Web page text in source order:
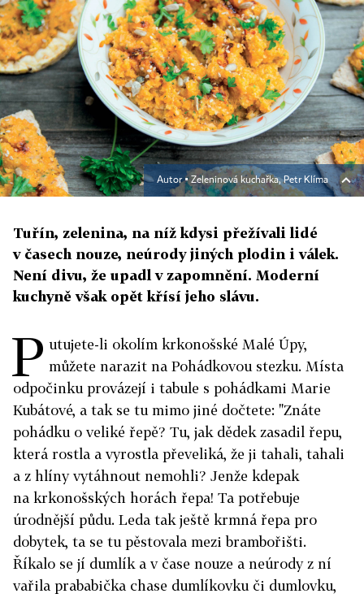
Autor ▪Zeleninová kuchařka, Petr Klíma
Tuřín, zelenina, na níž kdysi přežívali lidé
v časech nouze, neúrody jiných plodin i válek.
Není divu, že upadl v zapomnění. Moderní
kuchyně však opět křísí jeho slávu.
P utujete-li okolím krkonošské Malé Úpy,
můžete narazit na Pohádkovou stezku. Místa
odpočinku provázejí i tabule s pohádkami Marie
Kubátové, a tak se tu mimo jiné dočtete: "Znáte
pohádku o veliké řepě? Tu, jak dědek zasadil řepu,
která rostla a vyrostla převeliká, že ji tahali, tahali
a z hlíny vytáhnout nemohli? Jenže kdepak
na krkonošských horách řepa! Ta potřebuje
úrodnější půdu. Leda tak ještě krmná řepa pro
dobytek, ta se tu pěstovala mezi brambořišti.
Říkalo se jí dumlík a v čase nouze a neúrody z ní
vařila prababička chase dumlíkovku či dumlovku,